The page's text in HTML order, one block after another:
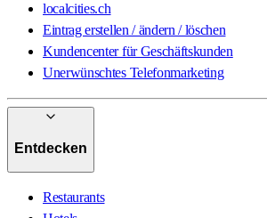
localcities.ch
Eintrag erstellen / ändern / löschen
Kundencenter für Geschäftskunden
Unerwünschtes Telefonmarketing
Entdecken
Restaurants